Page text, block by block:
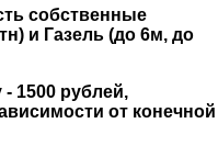
собственные
и Газель (до 6м, до
1500 рублей,
от конечной